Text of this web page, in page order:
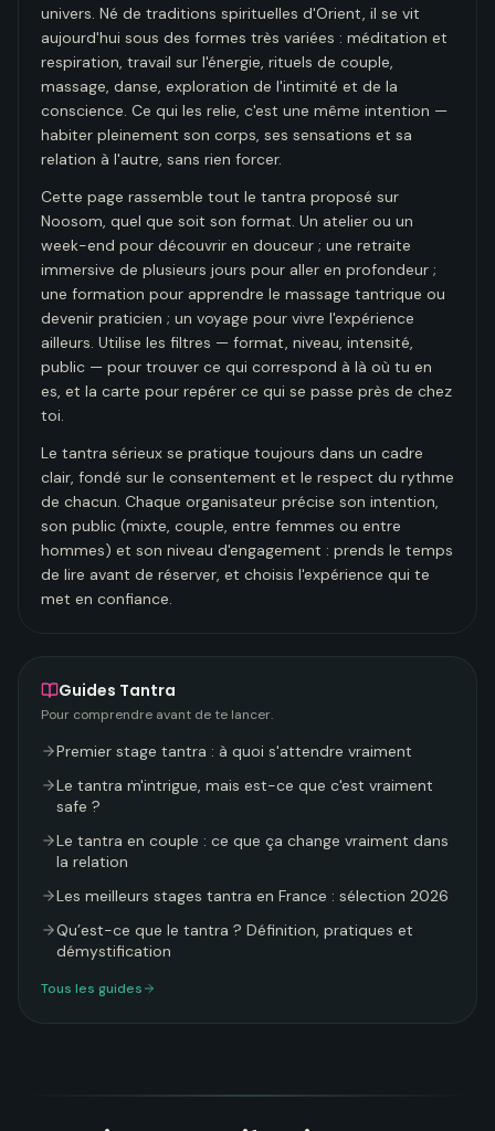
univers. Né de traditions spirituelles d'Orient, il se vit
aujourd'hui sous des formes très variées : méditation et
respiration, travail sur l'énergie, rituels de couple,
massage, danse, exploration de l'intimité et de la
conscience. Ce qui les relie, c'est une même intention —
habiter pleinement son corps, ses sensations et sa
relation à l'autre, sans rien forcer.
Cette page rassemble tout le tantra proposé sur
Noosom, quel que soit son format. Un atelier ou un
week-end pour découvrir en douceur ; une retraite
immersive de plusieurs jours pour aller en profondeur ;
une formation pour apprendre le massage tantrique ou
devenir praticien ; un voyage pour vivre l'expérience
ailleurs. Utilise les filtres — format, niveau, intensité,
public — pour trouver ce qui correspond à là où tu en
es, et la carte pour repérer ce qui se passe près de chez
toi.
Le tantra sérieux se pratique toujours dans un cadre
clair, fondé sur le consentement et le respect du rythme
de chacun. Chaque organisateur précise son intention,
son public (mixte, couple, entre femmes ou entre
hommes) et son niveau d'engagement : prends le temps
de lire avant de réserver, et choisis l'expérience qui te
met en confiance.
Guides Tantra
Pour comprendre avant de te lancer.
Premier stage tantra : à quoi s'attendre vraiment
Le tantra m'intrigue, mais est-ce que c'est vraiment
safe ?
Le tantra en couple : ce que ça change vraiment dans
la relation
Les meilleurs stages tantra en France : sélection 2026
Qu’est-ce que le tantra ? Définition, pratiques et
démystification
Tous les guides